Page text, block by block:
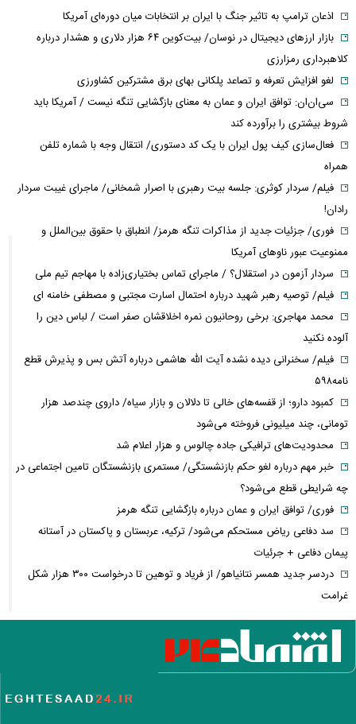
اذعان ترامپ به تاثیر جنگ با ایران بر انتخابات میان دوره‌ای آمریکا
بازار ارزهای دیجیتال در نوسان/ بیت‌کوین ۶۴ هزار دلاری و هشدار درباره
کلاهبرداری رمزارزی
لغو افزایش تعرفه و تصاعد پلکانی بهای برق مشترکین کشاورزی
سی‌ان‌ان: توافق ایران و عمان به معنای بازگشایی تنگه نیست / آمریکا باید
شروط بیشتری را برآورده کند
فعال‌سازی کیف پول ایران با یک کد دستوری/ انتقال وجه با شماره تلفن
همراه
فیلم/ سردار کوثری: جلسه بیت رهبری با اصرار شمخانی/ ماجرای غیبت سردار
رادان!
فوری/ جزئیات جدید از مذاکرات تنگه هرمز/ انطباق با حقوق بین‌الملل و
ممنوعیت عبور ناوهای آمریکا
سردار آزمون در استقلال؟ / ماجرای تماس بختیاری‌زاده با مهاجم تیم ملی
فیلم/ توصیه رهبر شهید درباره احتمال اسارت مجتبی و مصطفی خامنه ای
محمد مهاجری: برخی روحانیون نمره اخلاقشان صفر است / لباس دین را
آلوده نکنید
فیلم/ سخنرانی دیده نشده آیت الله هاشمی درباره آتش بس و پذیرش قطع
نامه۵۹۸
کمبود دارو؛ از قفسه‌های خالی تا دلالان و بازار سیاه/ داروی چندصد هزار
تومانی، چند میلیونی فروخته می‌شود
محدودیت‌های ترافیکی جاده چالوس و هزار اعلام شد
خبر مهم درباره لغو حکم بازنشستگی/ مستمری بازنشستگان تامین اجتماعی در
چه شرایطی قطع می‌شود؟
فوری/ توافق ایران و عمان درباره بازگشایی تنگه هرمز
سد دفاعی ریاض مستحکم می‌شود/ ترکیه، عربستان و پاکستان در آستانه
پیمان دفاعی + جرئیات
دردسر جدید همسر نتانیاهو/ از فریاد و توهین تا درخواست ۳۰۰ هزار شکل
غرامت
ترامپ:ذخایر تقریبا نامحدود داریم، اما برخی مهمات کم شده! / ونس یا روبیو
کدام گزینه محبوب ترامپ است؟
حزب قوات اللبنانیه؛ از همکاری با اسرائیل تا مخالفت با ایران / پرونده پیچیده
روایتی از ساختار تجارت غذایی / ایران با وجود خطر جنگ، چگونه امنیت